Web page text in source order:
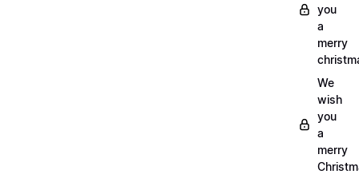
you
a
merry
We
wish
you
a
merry